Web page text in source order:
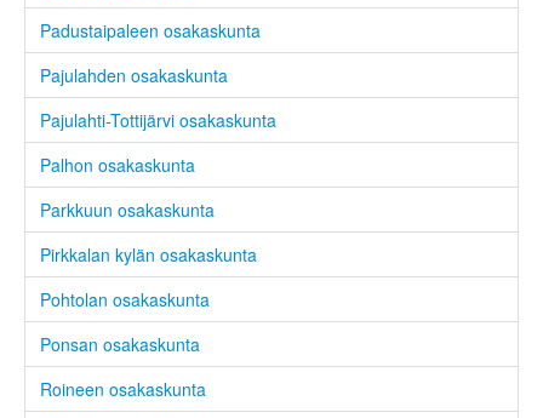
Padustaipaleen osakaskunta
Pajulahden osakaskunta
Pajulahti-Tottijärvi osakaskunta
Palhon osakaskunta
Parkkuun osakaskunta
Pirkkalan kylän osakaskunta
Pohtolan osakaskunta
Ponsan osakaskunta
Roineen osakaskunta